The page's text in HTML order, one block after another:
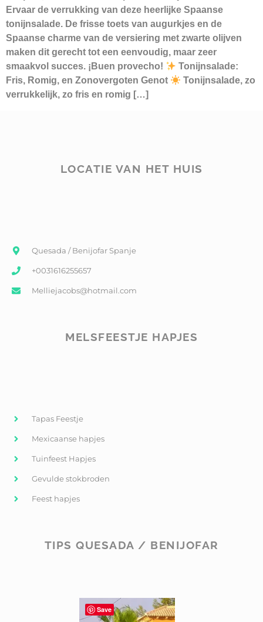
Ervaar de verrukking van deze heerlijke Spaanse
tonijnsalade. De frisse toets van augurkjes en de
Spaanse charme van de versiering met zwarte olijven
maken dit gerecht tot een eenvoudig, maar zeer
smaakvol succes. ¡Buen provecho!
Tonijnsalade:
Fris, Romig, en Zonovergoten Genot
Tonijnsalade, zo
verrukkelijk, zo fris en romig […]
LOCATIE VAN HET HUIS
Quesada / Benijofar Spanje
+0031616255657
Melliejacobs@hotmail.com
MELSFEESTJE HAPJES
Tapas Feestje
Mexicaanse hapjes
Tuinfeest Hapjes
Gevulde stokbroden
Feest hapjes
TIPS QUESADA / BENIJOFAR
Save